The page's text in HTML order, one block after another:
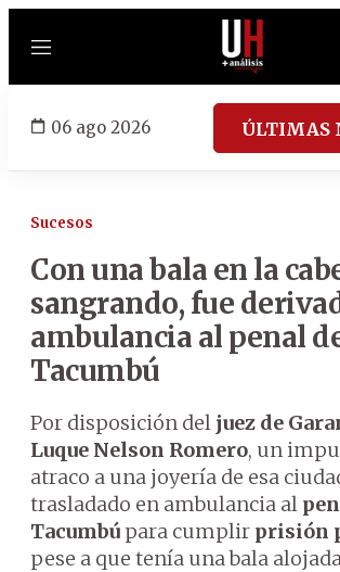
Menú
06 ago 2026 ÚLTIMAS
Sucesos
Con una bala en la
sangrando, fue
ambulancia al penal
Tacumbú
Por disposición del juez de
Luque Nelson Romero, un
atraco a una joyería de esa
trasladado en ambulancia al
Tacumbú para cumplir prisión
pese a que tenía una bala